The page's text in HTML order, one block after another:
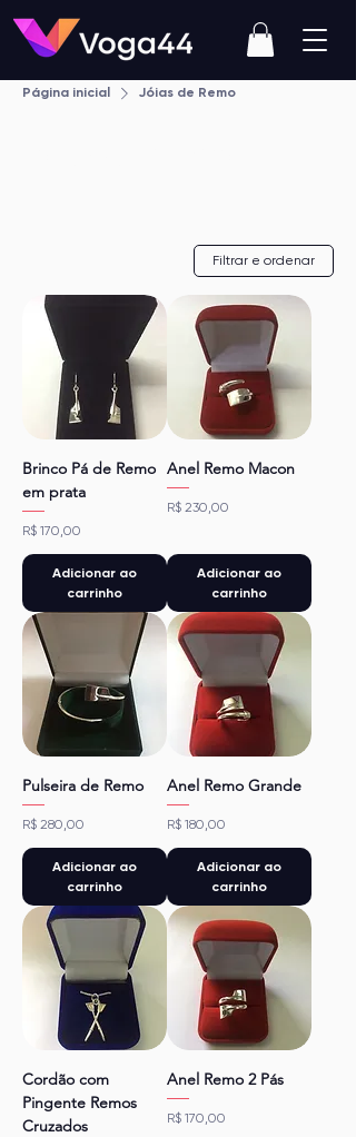
Página inicial Jóias de Remo
Filtrar e ordenar
Brinco Pá de Remo
em prata
Preço
R$ 170,00
Adicionar ao
carrinho
Anel Remo Macon
Preço
R$ 230,00
Adicionar ao
carrinho
Pulseira de Remo
Preço
R$ 280,00
Adicionar ao
carrinho
Anel Remo Grande
Preço
R$ 180,00
Adicionar ao
carrinho
Cordão com
Pingente Remos
Cruzados
Anel Remo 2 Pás
Preço
R$ 170,00